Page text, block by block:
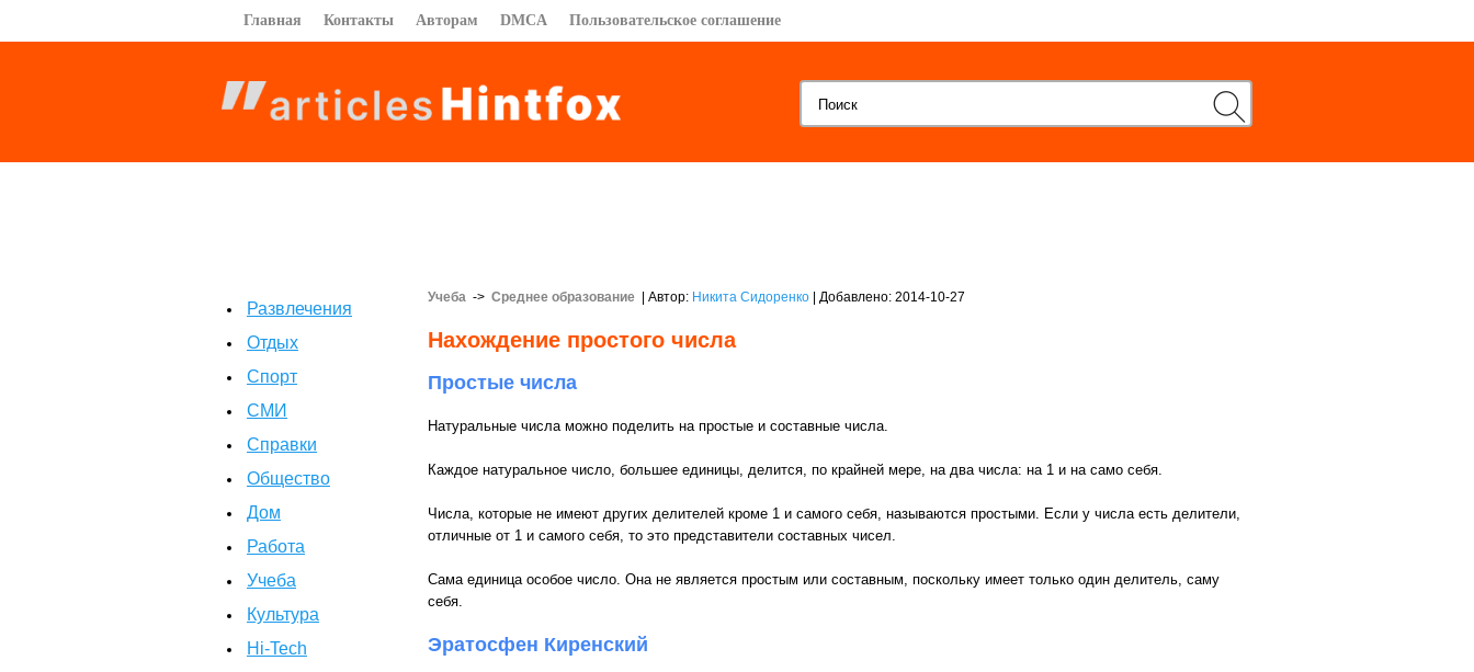
Главная Контакты Авторам DMCA Пользовательское соглашение
Развлечения
Отдых
Спорт
СМИ
Справки
Общество
Дом
Работа
Учеба
Культура
Hi-Tech
Учеба -> Среднее образование | Автор: Никита Сидоренко | Добавлено: 2014-10-27
Нахождение простого числа
Простые числа
Натуральные числа можно поделить на простые и составные числа.
Каждое натуральное число, большее единицы, делится, по крайней мере, на два числа: на 1 и на само себя.
Числа, которые не имеют других делителей кроме 1 и самого себя, называются простыми. Если у числа есть делители,
отличные от 1 и самого себя, то это представители составных чисел.
Сама единица особое число. Она не является простым или составным, поскольку имеет только один делитель, саму
себя.
Эратосфен Киренский